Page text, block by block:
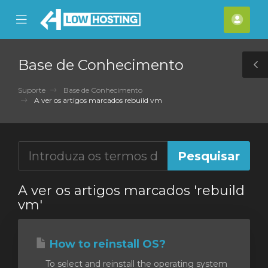
Mobile
Menu
Base de Conhecimento
Suporte
Base de Conhecimento
A ver os artigos marcados rebuild vm
A ver os artigos marcados 'rebuild
vm'
How to reinstall OS?
To select and reinstall the operating system